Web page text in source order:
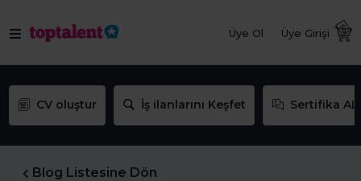
Üye Ol Üye Girişi
CV oluştur İş ilanlarını Keşfet Sertifika AL
Blog Listesine Dön